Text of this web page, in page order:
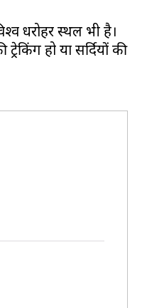
धरोहर स्थल भी है।
हो या सर्दियों की